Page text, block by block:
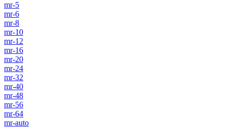
mr-5
mr-6
mr-8
mr-10
mr-12
mr-16
mr-20
mr-24
mr-32
mr-40
mr-48
mr-56
mr-64
mr-auto